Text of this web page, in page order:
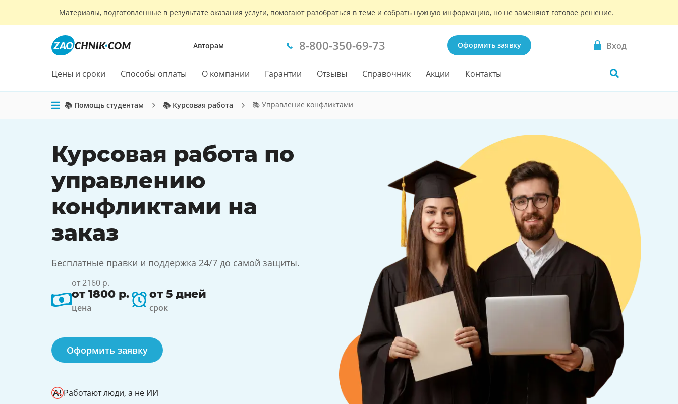
Материалы, подготовленные в результате оказания услуги, помогают разобраться в теме и собрать нужную информацию, но не заменяют готовое решение.
Авторам 8-800-350-69-73 Оформить заявку Вход
Цены и сроки Способы оплаты О компании Гарантии Отзывы Справочник Акции Контакты
📚 Помощь студентам 📚 Курсовая работа 📚 Управление конфликтами
Курсовая работа по
управлению
конфликтами на
заказ
Бесплатные правки и поддержка 24/7 до самой защиты.
от 2160 р.
от 1800 р.
цена
от 5 дней
срок
Оформить заявку
Работают люди, а не ИИ